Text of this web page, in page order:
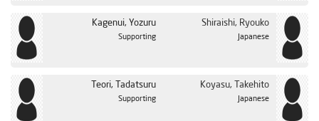
Kagenui, Yozuru
Supporting
Shiraishi, Ryouko
Japanese
Teori, Tadatsuru
Supporting
Koyasu, Takehito
Japanese